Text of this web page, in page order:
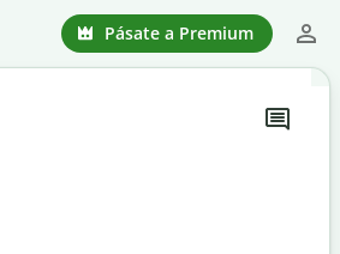
Pásate a Premium